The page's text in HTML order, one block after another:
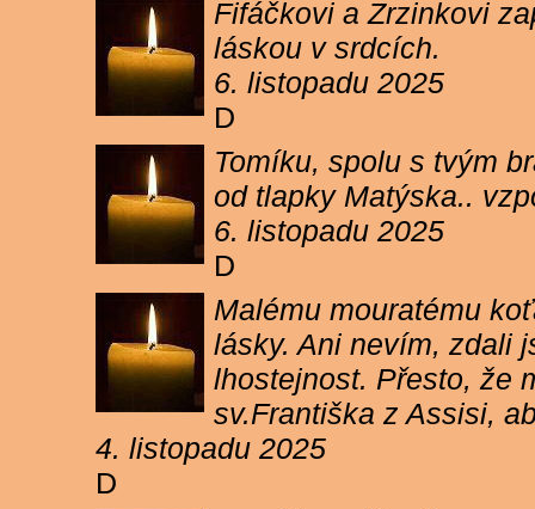
Fifáčkovi a Zrzinkovi
láskou v srdcích.
6. listopadu 2025
D
Tomíku, spolu s tvým
od tlapky Matýska..
6. listopadu 2025
D
Malému mouratému
lásky. Ani nevím, zdali
lhostejnost. Přesto, že
sv.Františka z Assisi,
4. listopadu 2025
D